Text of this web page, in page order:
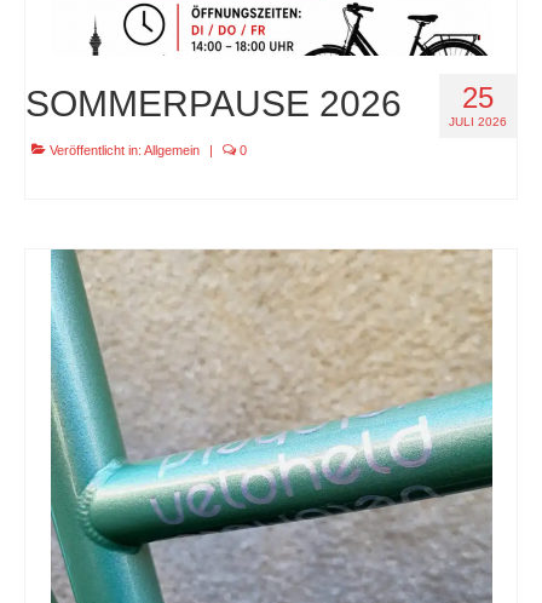
25
JULI 2026
SOMMERPAUSE 2026
Veröffentlicht in: Allgemein | 0